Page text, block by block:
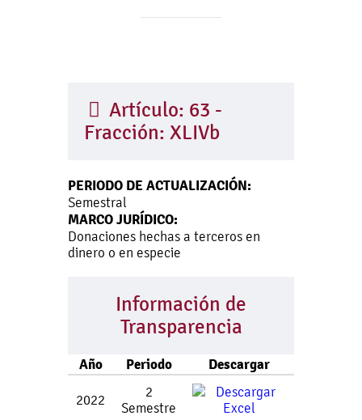
Artículo: 63 -
Fracción: XLIVb
PERIODO DE ACTUALIZACIÓN:
Semestral
MARCO JURÍDICO:
Donaciones hechas a terceros en
dinero o en especie
Información de
Transparencia
Año Periodo Descargar
2022
2
Semestre